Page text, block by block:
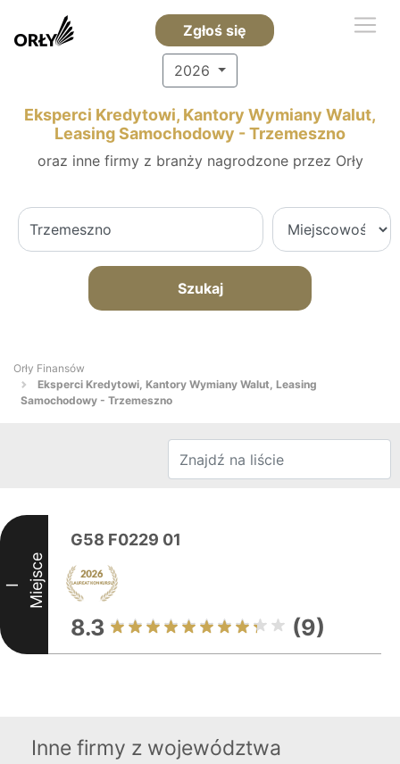
Zgłoś się
2026
Eksperci Kredytowi, Kantory Wymiany Walut,
Leasing Samochodowy - Trzemeszno
oraz inne firmy z branży nagrodzone przez Orły
Szukaj
Orły Finansów
Eksperci Kredytowi, Kantory Wymiany Walut, Leasing
Samochodowy - Trzemeszno
I Miejsce
G58 F0229 01
8.3 (9)
Inne firmy z województwa